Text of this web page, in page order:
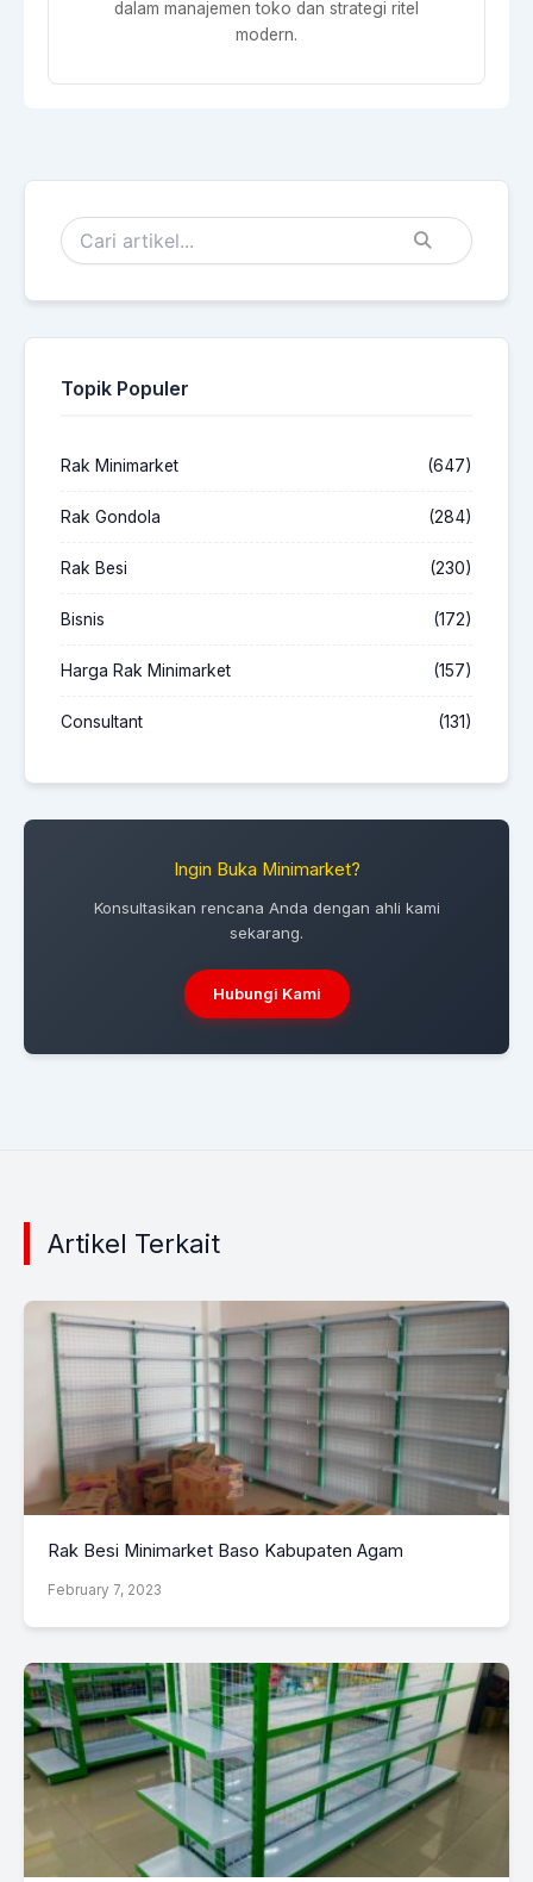
dalam manajemen toko dan strategi ritel
modern.
Topik Populer
Rak Minimarket (647)
Rak Gondola (284)
Rak Besi (230)
Bisnis (172)
Harga Rak Minimarket (157)
Consultant (131)
Ingin Buka Minimarket?
Konsultasikan rencana Anda dengan ahli kami
sekarang.
Hubungi Kami
Artikel Terkait
Rak Besi Minimarket Baso Kabupaten Agam
February 7, 2023